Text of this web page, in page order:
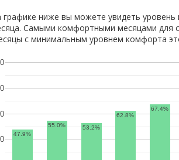
графике ниже вы можете увидеть
Самыми комфортными месяцами для
с минимальным уровнем комфорта
47.9%
55.0% 53.2%
62.8%
67.4%